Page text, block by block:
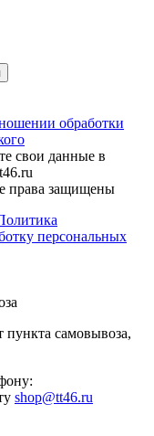
обработки
свои данные в
права защищены
персональных
самовывоза,
shop@tt46.ru